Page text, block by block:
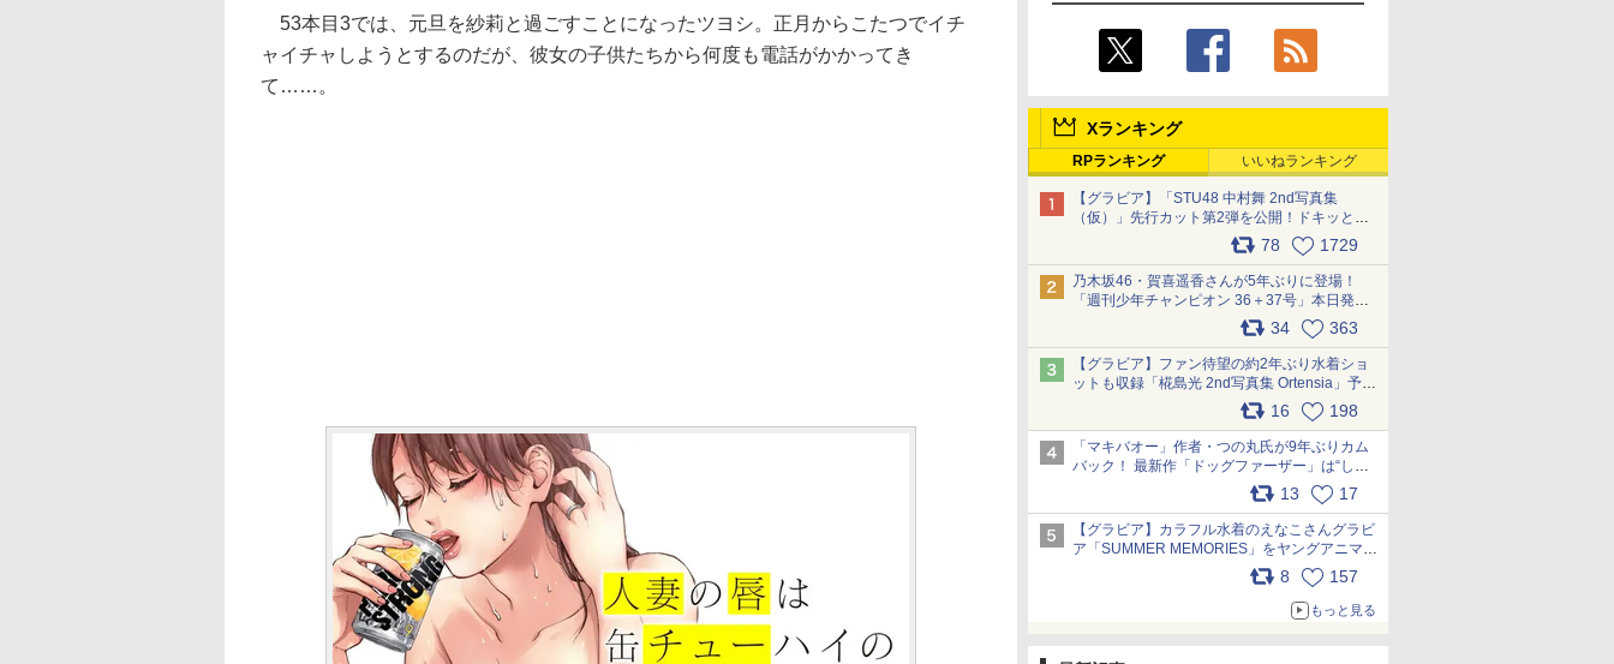
Xランキング
RPランキング いいねランキング
【グラビア】「STU48 中村舞 2nd写真集
（仮）」先行カット第2弾を公開！ドキッとす
るランジェリーカットなど新たな挑戦
78 1729
乃木坂46・賀喜遥香さんが5年ぶりに登場！
「週刊少年チャンピオン 36＋37号」本日発
売 pic.x.com/2Mo85ZlRvK
34 363
【グラビア】ファン待望の約2年ぶり水着ショ
ットも収録「椛島光 2nd写真集 Ortensia」予約
16 198
「マキバオー」作者・つの丸氏が9年ぶりカム
バック！ 最新作「ドッグファーザー」は“しゃ
べらない動物”とのリアルな暮らしを描く 「も
うこれ以上の幸せはない」……一緒に暮らす愛
犬たちへ… pic.x.com/hEr88DgVyD
13 17
【グラビア】カラフル水着のえなこさんグラビ
ア「SUMMER MEMORIES」をヤングアニマル
Webで公開中 pic.x.com/wdmmjZ7DnV
8 157
もっと見る
53本目3では、元旦を紗莉と過ごすことになったツヨシ。正月からこたつでイチ
ャイチャしようとするのだが、彼女の子供たちから何度も電話がかかってき
て……。